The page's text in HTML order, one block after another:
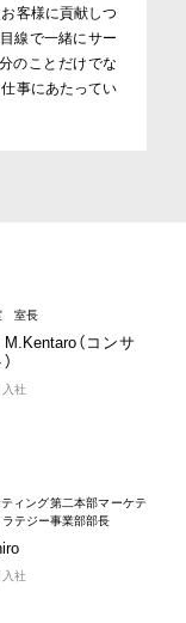
客様に貢献しつ
線で一緒にサー
のことだけでな
事にあたってい
室長
（コンサ
社
ィング第二本部マーケテ
ラテジー事業部部長
社